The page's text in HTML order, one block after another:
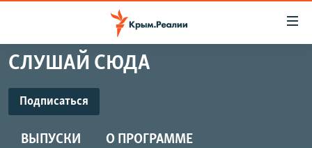
Вернуться
основному
содержанию
СПЕЦПРОЕКТЫ
СЛУШАЙ СЮДА
Подписаться
ВЫПУСКИ О ПРОГРАММЕ